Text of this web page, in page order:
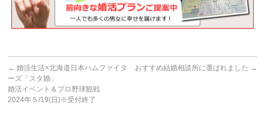
← 婚活生活×北海道日本ハムファイタ
ーズ「スタ婚」
婚活イベント＆プロ野球観戦
2024年５/19(日)※受付終了
おすすめ結婚相談所に選ばれました →